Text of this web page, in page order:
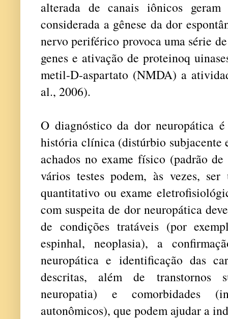
alterada de canais iônicos
considerada a gênese da dor
nervo periférico provoca uma série
genes e ativação de proteinoq
metil-D-aspartato (NMDA) a
al., 2006).
O diagnóstico da dor neuropática
história clínica (distúrbio subjacente
achados no exame físico (padrão
vários testes podem, às vezes,
quantitativo ou exame
com suspeita de dor neuropática
de condições tratáveis (por
espinhal, neoplasia), a
neuropática e identificação das
descritas, além de transtornos
neuropatia) e comorbidades
autonômicos), que podem ajudar a